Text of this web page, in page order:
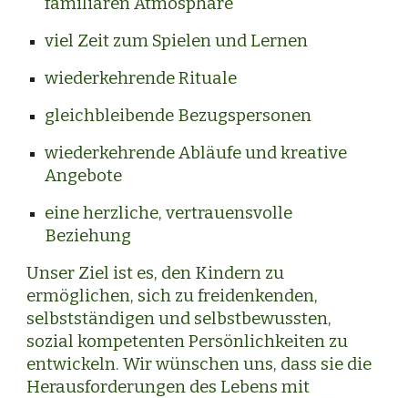
viel Zeit zum Spielen und Lernen
wiederkehrende Rituale
gleichbleibende Bezugspersonen
wiederkehrende Abläufe und kreative
Angebote
eine herzliche, vertrauensvolle
Beziehung
Unser Ziel ist es, den Kindern zu
ermöglichen, sich zu freidenkenden,
selbstständigen und selbstbewussten,
sozial kompetenten Persönlichkeiten zu
entwickeln. Wir wünschen uns, dass sie die
Herausforderungen des Lebens mit